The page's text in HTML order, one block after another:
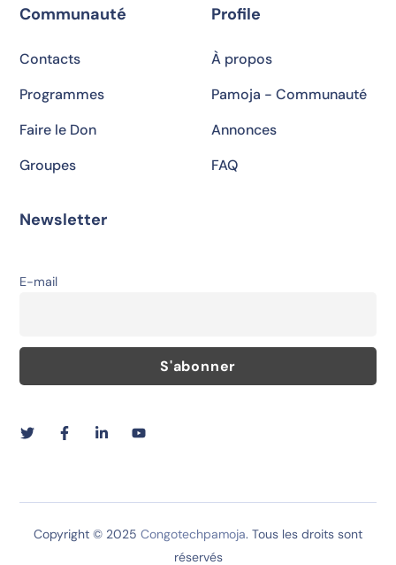
Communauté
Contacts
Programmes
Faire le Don
Groupes
Profile
À propos
Pamoja - Communauté
Annonces
FAQ
Newsletter
E-mail
Copyright © 2025 Congotechpamoja. Tous les droits sont
réservés